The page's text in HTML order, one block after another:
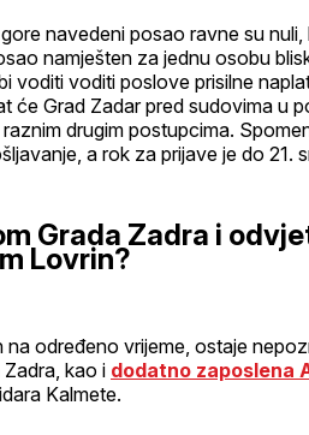
navedeni posao ravne su
namješten za jednu osobu
voditi voditi poslove prisilne
će Grad Zadar pred sudovima u
drugim postupcima.
a rok za prijave je do 21.
Grada Zadra i
Lovrin?
određeno vrijeme, ostaje
kao i dodatno zaposlena
Kalmete.